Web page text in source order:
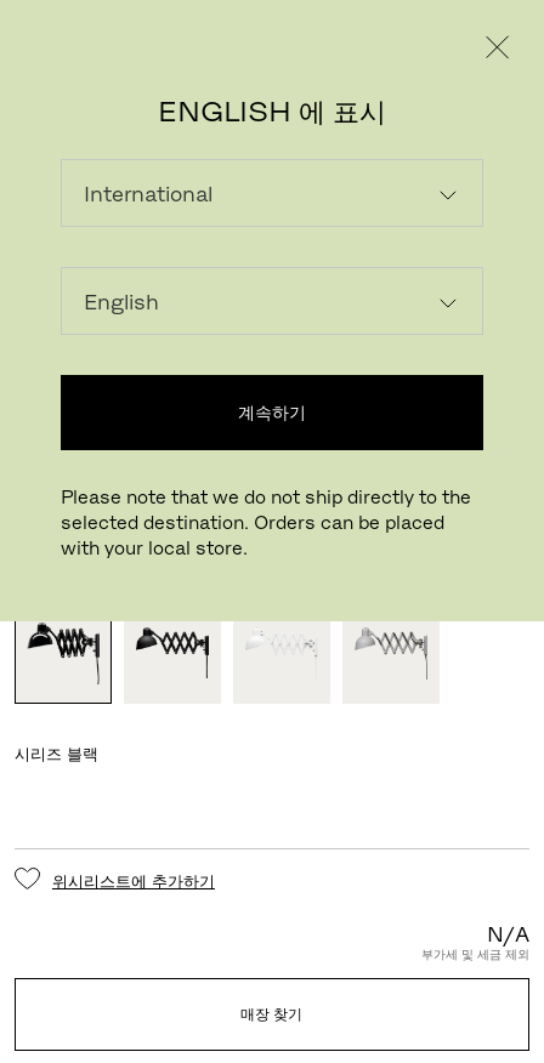
ENGLISH 에 표시
계속하기
Please note that we do not ship directly to the
selected destination. Orders can be placed
with your local store.
이미지 다운로드 클릭하여 확대하기
디자이너 Christian Dell,1936
시리즈 블랙
위시리스트에 추가하기
N/A
부가세 및 세금 제외
매장 찾기